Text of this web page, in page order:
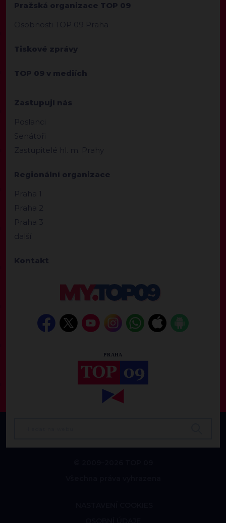
Pražská organizace TOP 09
Osobnosti TOP 09 Praha
Tiskové zprávy
TOP 09 v mediích
Zastupují nás
Poslanci
Senátoři
Zastupitelé hl. m. Prahy
Regionální organizace
Praha 1
Praha 2
Praha 3
další
Kontakt